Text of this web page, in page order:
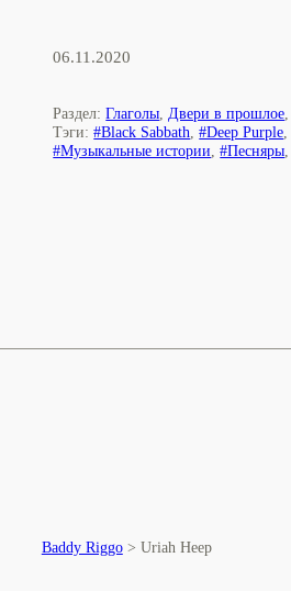
06.11.2020
Раздел:Глаголы Двери в прошлое
Тэги:#Black Sabbath ,#Deep Purple
#Музыкальные истории ,#Песняры
Baddy Riggo> Uriah Heep